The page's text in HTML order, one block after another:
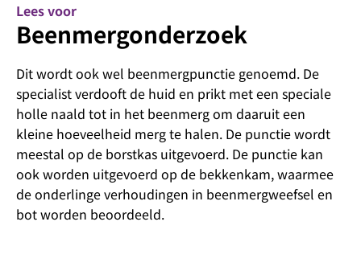
Lees voor
Beenmergonderzoek
Dit wordt ook wel beenmergpunctie genoemd. De
specialist verdooft de huid en prikt met een speciale
holle naald tot in het beenmerg om daaruit een
kleine hoeveelheid merg te halen. De punctie wordt
meestal op de borstkas uitgevoerd. De punctie kan
ook worden uitgevoerd op de bekkenkam, waarmee
de onderlinge verhoudingen in beenmergweefsel en
bot worden beoordeeld.